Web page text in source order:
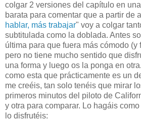
colgar 2 versiones del capítulo en
barata para comentar que a partir de
hablar, más trabajar" voy a colgar
subtitulada como la doblada. Antes
última para que fuera más cómodo
pero no tiene mucho sentido que
una forma y luego os la ponga en
como esta que prácticamente es un
me creéis, tan solo tenéis que mirar
primeros minutos del piloto de
y otra para comparar. Lo hagáis
lo disfrutéis: